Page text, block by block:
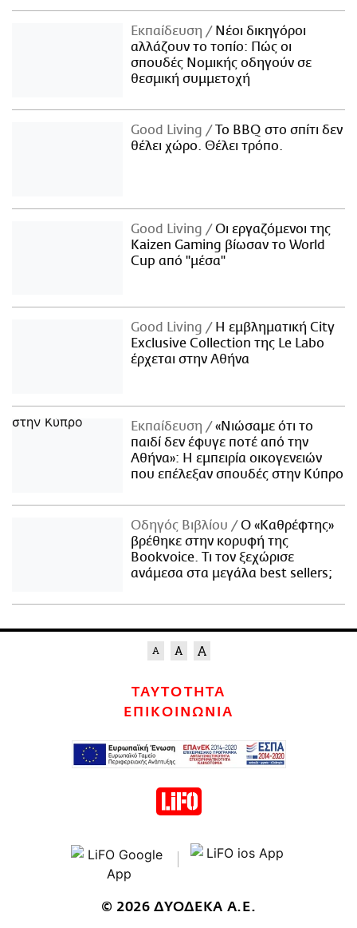
Εκπαίδευση
Νέοι δικηγόροι
αλλάζουν το τοπίο: Πώς οι
σπουδές Νομικής οδηγούν σε
θεσμική συμμετοχή
Good Living
Το BBQ στο σπίτι δεν
θέλει χώρο. Θέλει τρόπο.
Good Living
Οι εργαζόμενοι της
Kaizen Gaming βίωσαν το World
Cup από "μέσα"
Good Living
Η εμβληματική City
Exclusive Collection της Le Labo
έρχεται στην Αθήνα
Εκπαίδευση
«Νιώσαμε ότι το
παιδί δεν έφυγε ποτέ από την
Αθήνα»: Η εμπειρία οικογενειών
που επέλεξαν σπουδές στην Κύπρο
Οδηγός Βιβλίου
Ο «Καθρέφτης»
βρέθηκε στην κορυφή της
Bookvoice. Τι τον ξεχώρισε
ανάμεσα στα μεγάλα best sellers;
ΤΑΥΤΟΤΗΤΑ
ΕΠΙΚΟΙΝΩΝΙΑ
© 2026 ΔΥΟΔΕΚΑ Α.Ε.